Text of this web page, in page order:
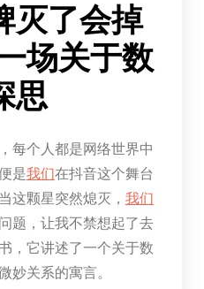
灭了会掉
场关于数
思
每个人都是网络世界中
是我们在抖音这个舞台
这颗星突然熄灭， 我们
题，让我不禁想起了去
，它讲述了一个关于数
妙关系的寓言。